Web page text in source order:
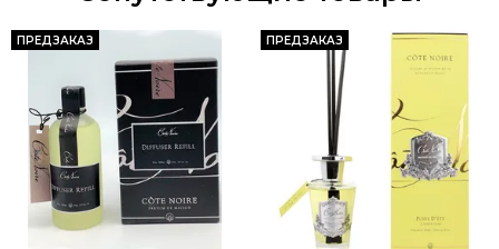
ПРЕДЗАКАЗ ПРЕДЗАКАЗ